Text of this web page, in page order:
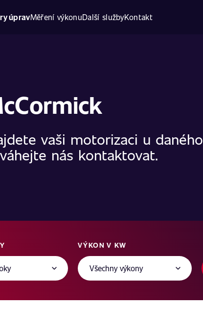
úpravMěření výkonuDalší službyKontakt
vaši motorizaci u daného
nás kontaktovat.
VÝKON V KW